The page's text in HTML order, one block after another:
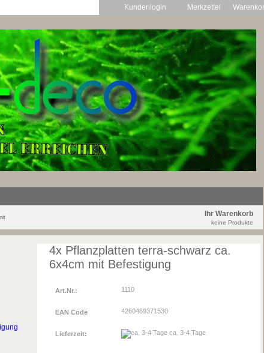
Kundenlogin Merkzettel
Ihr Warenkorb
keine Produkte
4x Pflanzplatten terra-schwarz ca.
6x4cm mit Befestigung
Art.Nr.: 1110
EAN Code 4260469371530
Lieferzeit: ca. 3-4 Tage